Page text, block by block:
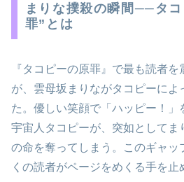
まりな撲殺の瞬間──タ
罪”とは
『タコピーの原罪』で最も読者
が、雲母坂まりながタコピーによ
た。優しい笑顔で「ハッピー！
宇宙人タコピーが、突如としてま
の命を奪ってしまう。このギャッ
くの読者がページをめくる手を止